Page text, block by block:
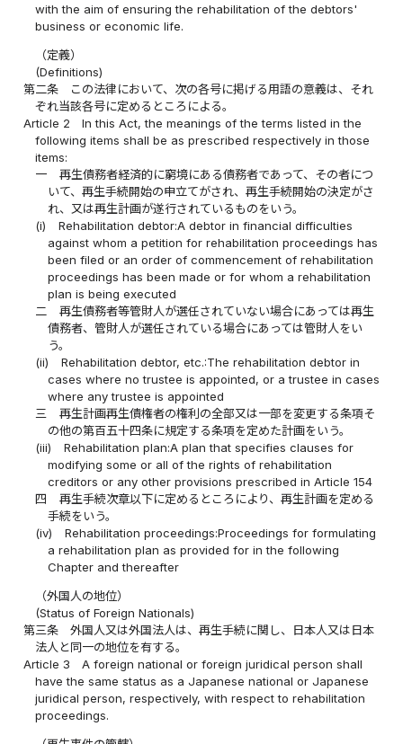
with the aim of ensuring the rehabilitation of the debtors'
business or economic life.
（定義）
(Definitions)
第二条
この法律において、次の各号に掲げる用語の意義は、それ
ぞれ当該各号に定めるところによる。
Article 2
In this Act, the meanings of the terms listed in the
following items shall be as prescribed respectively in those
items:
一
再生債務者経済的に窮境にある債務者であって、その者につ
いて、再生手続開始の申立てがされ、再生手続開始の決定がさ
れ、又は再生計画が遂行されているものをいう。
(i)
Rehabilitation debtor:A debtor in financial difficulties
against whom a petition for rehabilitation proceedings has
been filed or an order of commencement of rehabilitation
proceedings has been made or for whom a rehabilitation
plan is being executed
二
再生債務者等管財人が選任されていない場合にあっては再生
債務者、管財人が選任されている場合にあっては管財人をい
う。
(ii)
Rehabilitation debtor, etc.:The rehabilitation debtor in
cases where no trustee is appointed, or a trustee in cases
where any trustee is appointed
三
再生計画再生債権者の権利の全部又は一部を変更する条項そ
の他の第百五十四条に規定する条項を定めた計画をいう。
(iii)
Rehabilitation plan:A plan that specifies clauses for
modifying some or all of the rights of rehabilitation
creditors or any other provisions prescribed in Article 154
四
再生手続次章以下に定めるところにより、再生計画を定める
手続をいう。
(iv)
Rehabilitation proceedings:Proceedings for formulating
a rehabilitation plan as provided for in the following
Chapter and thereafter
（外国人の地位）
(Status of Foreign Nationals)
第三条
外国人又は外国法人は、再生手続に関し、日本人又は日本
法人と同一の地位を有する。
Article 3
A foreign national or foreign juridical person shall
have the same status as a Japanese national or Japanese
juridical person, respectively, with respect to rehabilitation
proceedings.